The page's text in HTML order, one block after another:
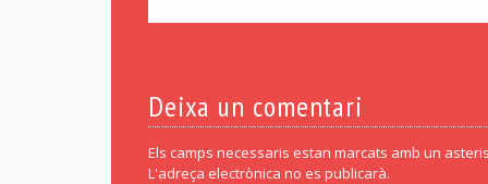
Deixa un comentari
Els camps necessaris estan marcats amb un
L'adreça electrònica no es publicarà.